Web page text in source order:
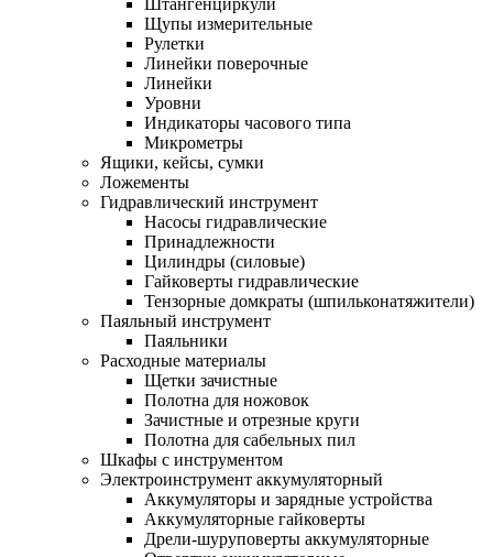
Штангенциркули
Щупы измерительные
Рулетки
Линейки поверочные
Линейки
Уровни
Индикаторы часового типа
Микрометры
Ящики, кейсы, сумки
Ложементы
Гидравлический инструмент
Насосы гидравлические
Принадлежности
Цилиндры (силовые)
Гайковерты гидравлические
Тензорные домкраты (шпильконатяжители)
Паяльный инструмент
Паяльники
Расходные материалы
Щетки зачистные
Полотна для ножовок
Зачистные и отрезные круги
Полотна для сабельных пил
Шкафы с инструментом
Электроинструмент аккумуляторный
Аккумуляторы и зарядные устройства
Аккумуляторные гайковерты
Дрели-шуруповерты аккумуляторные